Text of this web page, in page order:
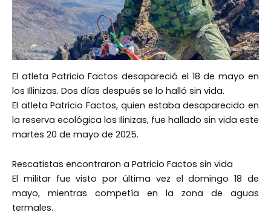
El atleta Patricio Factos desapareció el 18 de mayo en
los Illinizas. Dos días después se lo halló sin vida.
El atleta Patricio Factos, quien estaba desaparecido en
la reserva ecológica los Ilinizas, fue hallado sin vida este
martes 20 de mayo de 2025.
Rescatistas encontraron a Patricio Factos sin vida
El militar fue visto por última vez el domingo 18 de
mayo, mientras competía en la zona de aguas
termales.